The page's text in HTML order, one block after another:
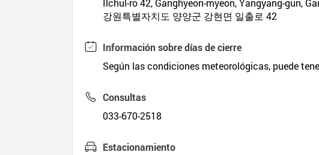
Ilchul-ro 42, Ganghyeon-myeon, Yangyang-gun,
강원특별자치도 양양군 강현면 일출로 42
Información sobre días de cierre
Según las condiciones meteorológicas, puede
Consultas
033-670-2518
Estacionamiento